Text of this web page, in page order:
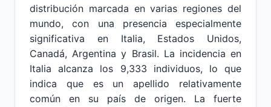
distribución marcada en varias regiones del
mundo, con una presencia especialmente
significativa en Italia, Estados Unidos,
Canadá, Argentina y Brasil. La incidencia en
Italia alcanza los 9,333 individuos, lo que
indica que es un apellido relativamente
común en su país de origen. La fuerte